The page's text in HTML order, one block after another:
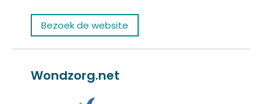
Bezoek de website
Wondzorg.net